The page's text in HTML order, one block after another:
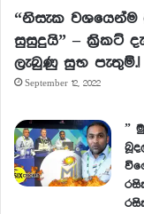
“නිසැක වශයෙන්ම
සුසුදුයි” – ක්‍රිකට්
ලැබුණු සුභ පැතුම්.!
September 12, 2022
”